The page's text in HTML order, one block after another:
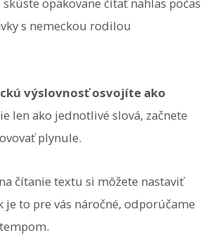
opakovane čítať nahlas počas
s nemeckou rodilou
výslovnosť osvojíte ako
len ako jednotlivé slová, začnete
plynule.
čítanie textu si môžete nastaviť
je to pre vás náročné, odporúčame